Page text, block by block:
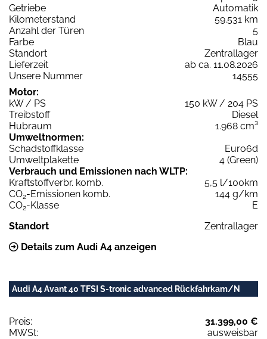
Getriebe
Automatik
Kilometerstand
59.531 km
Anzahl der Türen
5
Farbe
Blau
Standort
Zentrallager
Lieferzeit
ab ca. 11.08.2026
Unsere Nummer
14555
Motor:
kW / PS
150 kW / 204 PS
Treibstoff
Diesel
Hubraum
1.968 cm³
Umweltnormen:
Schadstoffklasse
Euro6d
Umweltplakette
4 (Green)
Verbrauch und Emissionen nach WLTP:
Kraftstoffverbr. komb.
5,5 l/100km
CO2-Emissionen komb.
144 g/km
CO2-Klasse
E
Standort
Zentrallager
Details zum Audi A4 anzeigen
Audi A4 Avant 40 TFSI S-tronic advanced Rückfahrkam/N
Preis:
31.399,00 €
MWSt:
ausweisbar